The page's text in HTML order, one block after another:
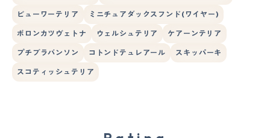
ビューワーテリア ミニチュアダックスフンド(ワイヤー)
ボロンカツヴェトナ ウェルシュテリア ケアーンテリア
プチブラバンソン コトンドテュレアール スキッパーキ
スコティッシュテリア